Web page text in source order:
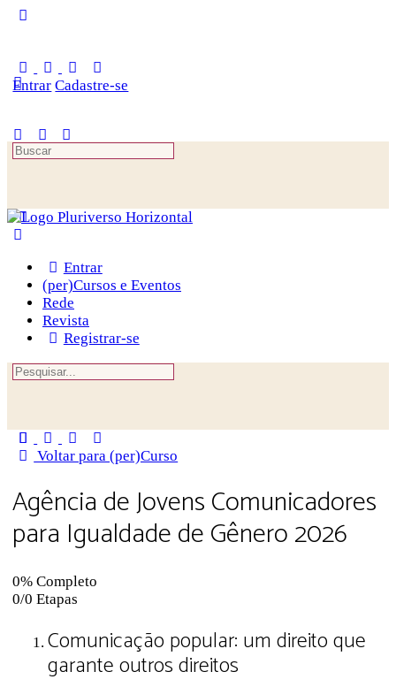
Entrar Cadastre-se
Procurar
Entrar
(per)Cursos e Eventos
Rede
Revista
Registrar-se
Procurar
Close
search
Voltar para (per)Curso
Agência de Jovens Comunicadores
para Igualdade de Gênero 2026
0% Completo
0/0 Etapas
Comunicação popular: um direito que
garante outros direitos